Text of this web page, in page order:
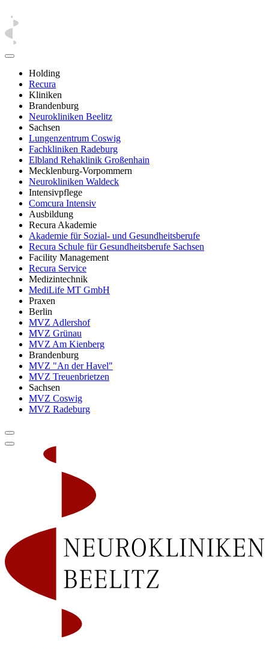
Holding
Recura
Kliniken
Brandenburg
Neurokliniken Beelitz
Sachsen
Lungenzentrum Coswig
Fachkliniken Radeburg
Elbland Rehaklinik Großenhain
Mecklenburg-Vorpommern
Neurokliniken Waldeck
Intensivpflege
Comcura Intensiv
Ausbildung
Recura Akademie
Akademie für Sozial- und Gesundheitsberufe
Recura Schule für Gesundheitsberufe Sachsen
Facility Management
Recura Service
Medizintechnik
MediLife MT GmbH
Praxen
Berlin
MVZ Adlershof
MVZ Grünau
MVZ Am Kienberg
Brandenburg
MVZ "An der Havel"
MVZ Treuenbrietzen
Sachsen
MVZ Coswig
MVZ Radeburg